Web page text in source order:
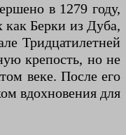
в 1279 году,
как Берки из Дуба,
Тридцатилетней
крепость, но не
веке. После его
вдохновения для